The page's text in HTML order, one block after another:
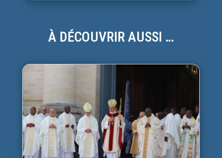
À DÉCOUVRIR AUSSI …